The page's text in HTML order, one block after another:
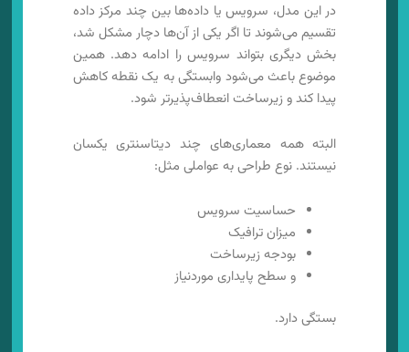
در این مدل، سرویس یا داده‌ها بین چند مرکز داده
تقسیم می‌شوند تا اگر یکی از آن‌ها دچار مشکل شد،
بخش دیگری بتواند سرویس را ادامه دهد. همین
موضوع باعث می‌شود وابستگی به یک نقطه کاهش
پیدا کند و زیرساخت انعطاف‌پذیرتر شود.
البته همه معماری‌های چند دیتاسنتری یکسان
نیستند. نوع طراحی به عواملی مثل:
حساسیت سرویس
میزان ترافیک
بودجه زیرساخت
و سطح پایداری موردنیاز
بستگی دارد.